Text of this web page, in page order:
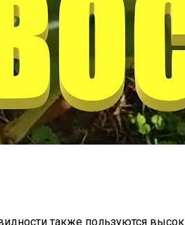
также пользуются